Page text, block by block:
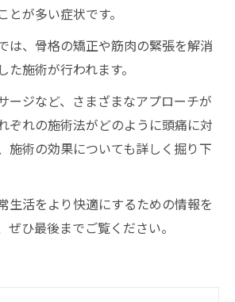
が多い症状です。
は、骨格の矯正や筋肉の緊張を解消
施術が行われます。
ージなど、さまざまなアプローチが
ぞれの施術法がどのように頭痛に対
施術の効果についても詳しく掘り下
生活をより快適にするための情報を
ぜひ最後までご覧ください。